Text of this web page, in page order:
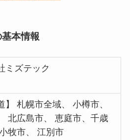
本情報
ミズテック
】 札幌市全域、 小樽市、
北広島市、 恵庭市、千歳
牧市、 江別市